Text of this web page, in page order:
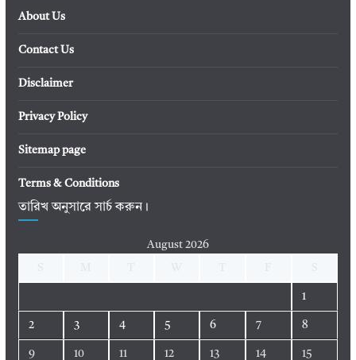
About Us
Contact Us
Disclaimer
Privacy Policy
Sitemap page
Terms & Conditions
তারিখ অনুসারে সার্চ করুন।
August 2026
1
2 3 4 5 6 7 8
9 10 11 12 13 14 15